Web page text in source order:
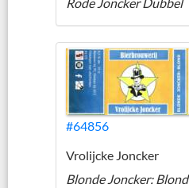
#64856
Vrolijcke Joncker
Blonde Joncker: Blond